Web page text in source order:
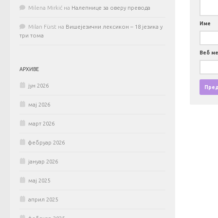
Име
Веб
Milena Mirkić на Налепнице за оверу превода
Milan Fürst на Вишејезични лексикон – 18 језика у
три тома
АРХИВЕ
јун 2026
мај 2026
март 2026
фебруар 2026
јануар 2026
мај 2025
април 2025